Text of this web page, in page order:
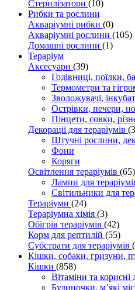
Стерилізатори (10)
Рибки та рослини
Акваріумні рибки (0)
Акваріумні рослини (105)
Домашні рослини (1)
Тераріум
Аксесуари (39)
Годівниці, поїлки,
Термометри та
Зволожувачі,
Острівки, печери,
Пінцети, совки,
Декорації для тераріумів
Штучні рослини,
Фони
Коряги
Освітлення тераріумів (65)
Лампи для
Світильники для
Тераріуми (24)
Тераріумна хімія (3)
Обігрів тераріумів (42)
Корм для рептилій (55)
Субстрати для тераріумів
Кішки, собаки, гризуни,
Кішки (858)
Вітаміни та корисні
Будиночки, м’які